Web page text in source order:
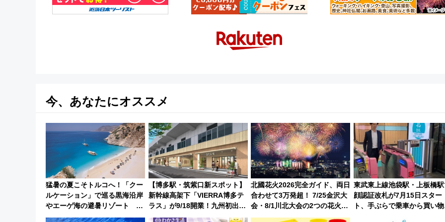
今、あなたにオススメ
猛暑の夏こそトルコへ！「クー
ルケーション」で巡る黒海沿岸
やエーゲ海の避暑リゾート 関
連検索数が前年比237％増、ナ
【博多駅・筑紫口新スポット】
新幹線高架下「VIERRA博多テ
ラス」が9/18開業！九州初出店
など注目の全6店舗 「博多活憩
北國花火2026完全ガイド、両日
合わせて3万発超！ 7/25金沢大
会・8/1川北大会の2つの花火大
会の日程・アクセス・観覧席ま
東武東上線池袋駅・上板橋
顔認証改札が7月15日スター
ト、手ぶらで乗車から買い